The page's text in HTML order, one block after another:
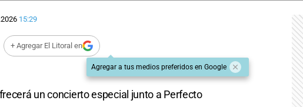
15:29
+ Agregar El Litoral en
Agregar a tus medios preferidos en Google
un concierto especial junto a Perfecto